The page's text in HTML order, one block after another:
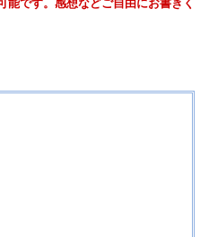
能です。感想などご自由にお書きく